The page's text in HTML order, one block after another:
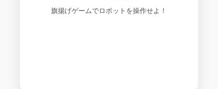
旗揚げゲームでロボットを操作せよ！